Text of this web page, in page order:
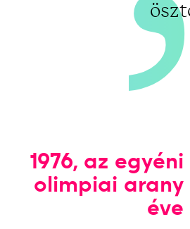
1976, az egyéni
olimpiai arany
éve